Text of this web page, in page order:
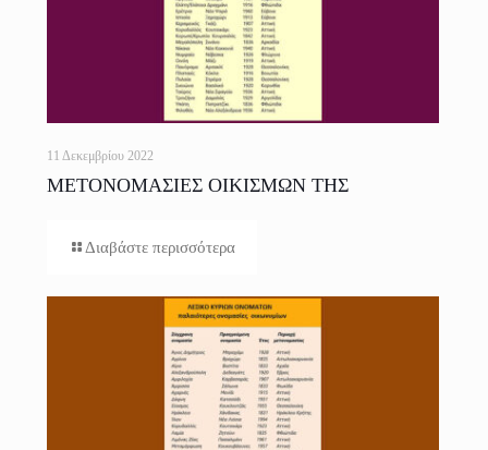
11 Δεκεμβρίου 2022
ΜΕΤΟΝΟΜΑΣΙΕΣ ΟΙΚΙΣΜΩΝ ΤΗΣ
Διαβάστε περισσότερα